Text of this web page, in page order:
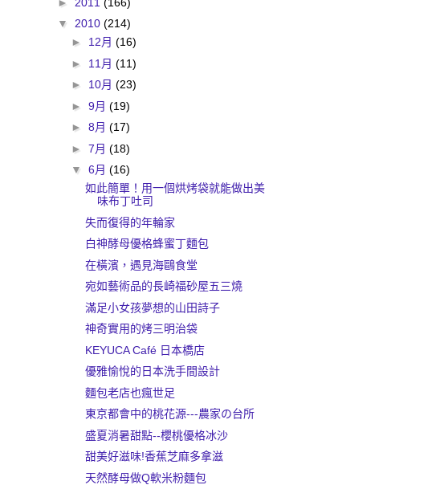
▼ 2010 (214)
► 12月 (16)
► 11月 (11)
► 10月 (23)
► 9月 (19)
► 8月 (17)
► 7月 (18)
▼ 6月 (16)
如此簡單！用一個烘烤袋就能做出美
味布丁吐司
失而復得的年輪家
白神酵母優格蜂蜜丁麵包
在橫濱，遇見海鷗食堂
宛如藝術品的長崎福砂屋五三燒
滿足小女孩夢想的山田詩子
神奇實用的烤三明治袋
KEYUCA Café 日本橋店
優雅愉悅的日本洗手間設計
麵包老店也瘋世足
東京都會中的桃花源---農家の台所
盛夏消暑甜點--櫻桃優格冰沙
甜美好滋味!香蕉芝麻多拿滋
天然酵母做Q軟米粉麵包